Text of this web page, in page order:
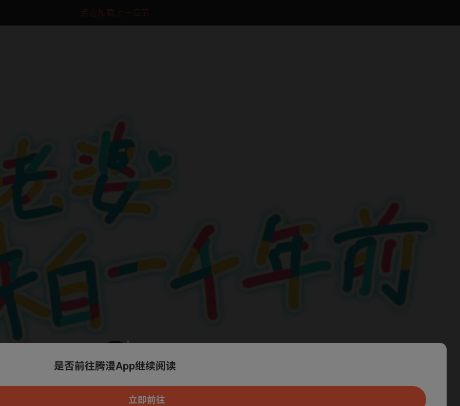
点击加载上一章节
本章节仅支持App阅读，可打开App新用
户7天免费看
是否前往腾漫App继续阅读
立即前往